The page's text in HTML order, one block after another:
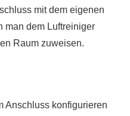
mit dem eigenen
man dem Luftreiniger
Raum zuweisen.
Anschluss konfigurieren